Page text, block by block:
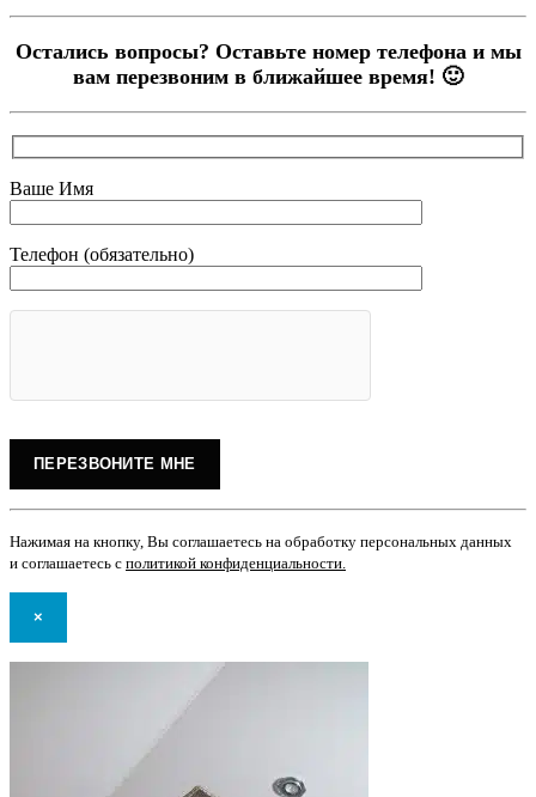
Остались вопросы? Оставьте номер телефона и мы
вам перезвоним в ближайшее время! 🙂
Ваше Имя
Телефон (обязательно)
Нажимая на кнопку, Вы соглашаетесь на обработку персональных данных
и соглашаетесь с политикой конфиденциальности
×